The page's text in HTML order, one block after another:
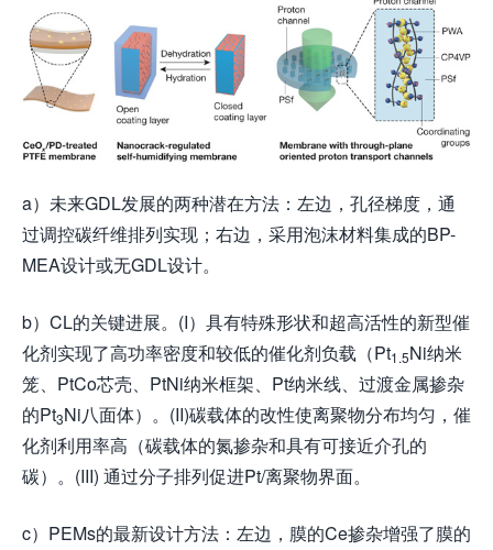
a）未来GDL发展的两种潜在方法：左边，孔径梯度，通
过调控碳纤维排列实现；右边，采用泡沫材料集成的BP-
MEA设计或无GDL设计。
b）CL的关键进展。(I）具有特殊形状和超高活性的新型催
化剂实现了高功率密度和较低的催化剂负载（Pt1.5Ni纳米
笼、PtCo芯壳、PtNi纳米框架、Pt纳米线、过渡金属掺杂
的Pt3Ni八面体）。(II)碳载体的改性使离聚物分布均匀，催
化剂利用率高（碳载体的氮掺杂和具有可接近介孔的
碳）。(III) 通过分子排列促进Pt/离聚物界面。
c）PEMs的最新设计方法：左边，膜的Ce掺杂增强了膜的